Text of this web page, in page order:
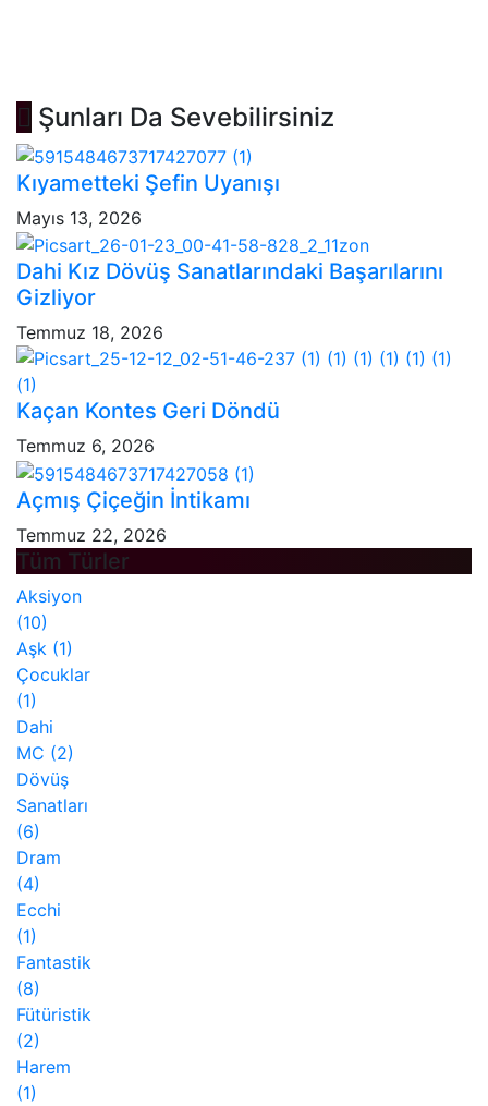
Şunları Da Sevebilirsiniz
Kıyametteki Şefin Uyanışı
Mayıs 13, 2026
Dahi Kız Dövüş Sanatlarındaki Başarılarını
Gizliyor
Temmuz 18, 2026
Kaçan Kontes Geri Döndü
Temmuz 6, 2026
Açmış Çiçeğin İntikamı
Temmuz 22, 2026
Tüm Türler
Aksiyon
(10)
Aşk (1)
Çocuklar
(1)
Dahi
MC (2)
Dövüş
Sanatları
(6)
Dram
(4)
Ecchi
(1)
Fantastik
(8)
Fütüristik
(2)
Harem
(1)